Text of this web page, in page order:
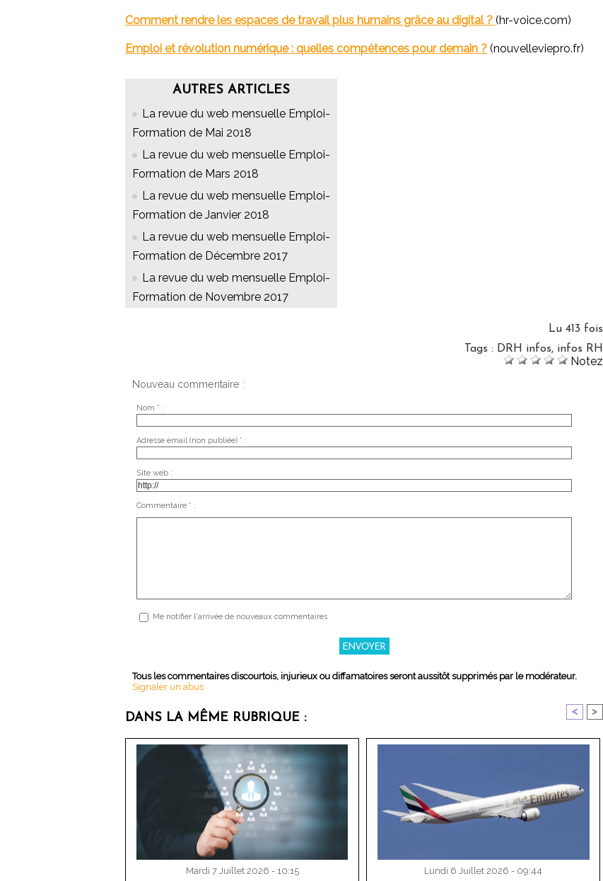
Comment rendre les espaces de travail plus humains grâce au digital ? (hr-voice.com)
Emploi et révolution numérique : quelles compétences pour demain ? (nouvelleviepro.fr)
AUTRES ARTICLES
La revue du web mensuelle Emploi-
Formation de Mai 2018
La revue du web mensuelle Emploi-
Formation de Mars 2018
La revue du web mensuelle Emploi-
Formation de Janvier 2018
La revue du web mensuelle Emploi-
Formation de Décembre 2017
La revue du web mensuelle Emploi-
Formation de Novembre 2017
Lu 413 fois
Tags : DRH infos, infos RH
Notez
Nouveau commentaire :
Nom * :
Adresse email (non publiée) * :
Site web :
Commentaire * :
Me notifier l'arrivée de nouveaux commentaires
Tous les commentaires discourtois, injurieux ou diffamatoires seront aussitôt supprimés par le modérateur.
Signaler un abus
DANS LA MÊME RUBRIQUE : < >
Mardi 7 Juillet 2026 - 10:15 Lundi 6 Juillet 2026 - 09:44